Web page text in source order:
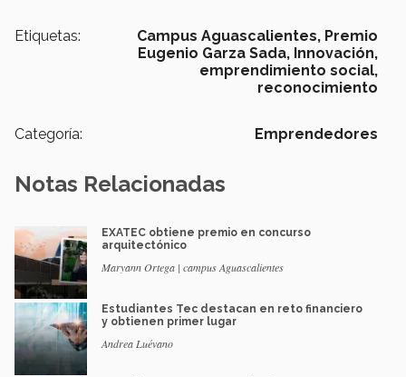
Etiquetas: Campus Aguascalientes, Premio
Eugenio Garza Sada, Innovación,
emprendimiento social,
reconocimiento
Categoría: Emprendedores
Notas Relacionadas
EXATEC obtiene premio en concurso
arquitectónico
Maryann Ortega | campus Aguascalientes
Estudiantes Tec destacan en reto financiero
y obtienen primer lugar
Andrea Luévano